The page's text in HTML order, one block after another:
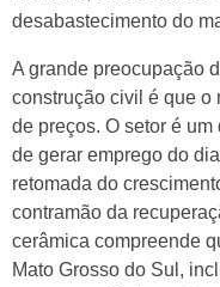
desabastecimento do
A grande preocupação
construção civil é que o
de preços. O setor é
de gerar emprego do
retomada do
contramão da
cerâmica compreende
Mato Grosso do Sul,